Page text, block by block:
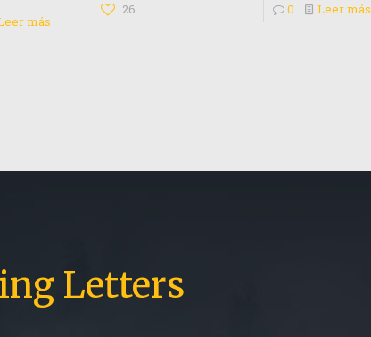
más
26 0
Leer más
Letters